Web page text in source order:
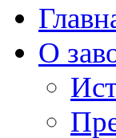
О